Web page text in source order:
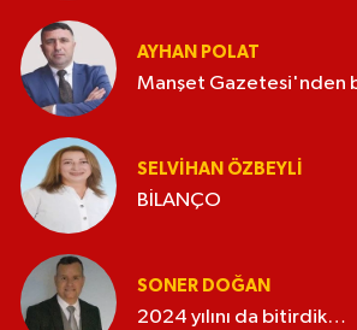
AYHAN POLAT
Manşet Gazetesi'nden
SELVIHAN ÖZBEYLI
BİLANÇO
SONER DOĞAN
2024 yılını da bitirdik…